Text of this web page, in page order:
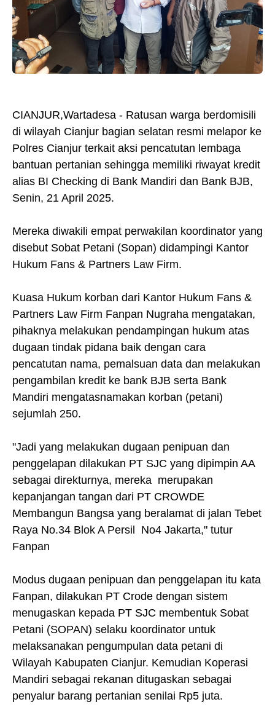
CIANJUR,Wartadesa - Ratusan warga berdomisili
di wilayah Cianjur bagian selatan resmi melapor ke
Polres Cianjur terkait aksi pencatutan lembaga
bantuan pertanian sehingga memiliki riwayat kredit
alias BI Checking di Bank Mandiri dan Bank BJB,
Senin, 21 April 2025.
Mereka diwakili empat perwakilan koordinator yang
disebut Sobat Petani (Sopan) didampingi Kantor
Hukum Fans & Partners Law Firm.
Kuasa Hukum korban dari Kantor Hukum Fans &
Partners Law Firm Fanpan Nugraha mengatakan,
pihaknya melakukan pendampingan hukum atas
dugaan tindak pidana baik dengan cara
pencatutan nama, pemalsuan data dan melakukan
pengambilan kredit ke bank BJB serta Bank
Mandiri mengatasnamakan korban (petani)
sejumlah 250.
"Jadi yang melakukan dugaan penipuan dan
penggelapan dilakukan PT SJC yang dipimpin AA
sebagai direkturnya, mereka merupakan
kepanjangan tangan dari PT CROWDE
Membangun Bangsa yang beralamat di jalan Tebet
Raya No.34 Blok A Persil No4 Jakarta," tutur
Fanpan
Modus dugaan penipuan dan penggelapan itu kata
Fanpan, dilakukan PT Crode dengan sistem
menugaskan kepada PT SJC membentuk Sobat
Petani (SOPAN) selaku koordinator untuk
melaksanakan pengumpulan data petani di
Wilayah Kabupaten Cianjur. Kemudian Koperasi
Mandiri sebagai rekanan ditugaskan sebagai
penyalur barang pertanian senilai Rp5 juta.